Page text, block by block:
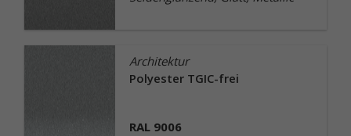
Architektur
Polyester TGIC-frei
RAL 9006